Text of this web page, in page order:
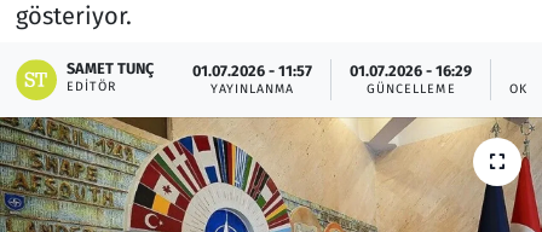
gösteriyor.
SAMET TUNÇ
EDITÖR
01.07.2026 - 11:57
YAYINLANMA
01.07.2026 - 16:29
GÜNCELLEME
Memur ve Kamu
Otomobil
Oyun
Ramazan